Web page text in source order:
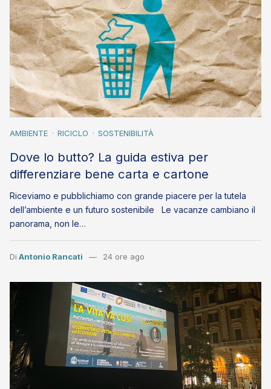
AMBIENTE RICICLO SOSTENIBILITÀ
Dove lo butto? La guida estiva per
differenziare bene carta e cartone
Riceviamo e pubblichiamo con grande piacere per la tutela
dell’ambiente e un futuro sostenibile Le vacanze cambiano il
panorama, non le…
Di Antonio Rancati 24 ore ago